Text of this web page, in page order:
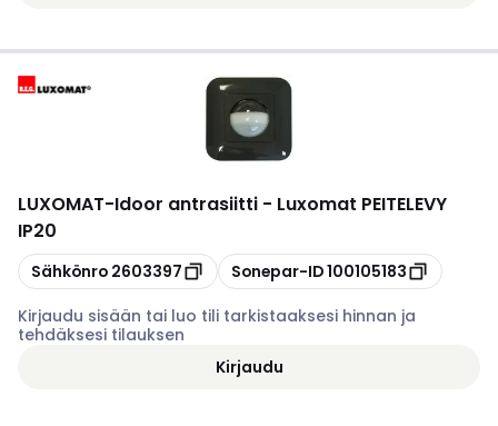
LUXOMAT-Idoor antrasiitti - Luxomat PEITELEVY
IP20
Kopioi
Sähkönro 2603397 Kopioi
Sonepar-ID100105183
Kirjaudu sisään tai luo tili tarkistaaksesi hinnan ja
tehdäksesi tilauksen
Kirjaudu